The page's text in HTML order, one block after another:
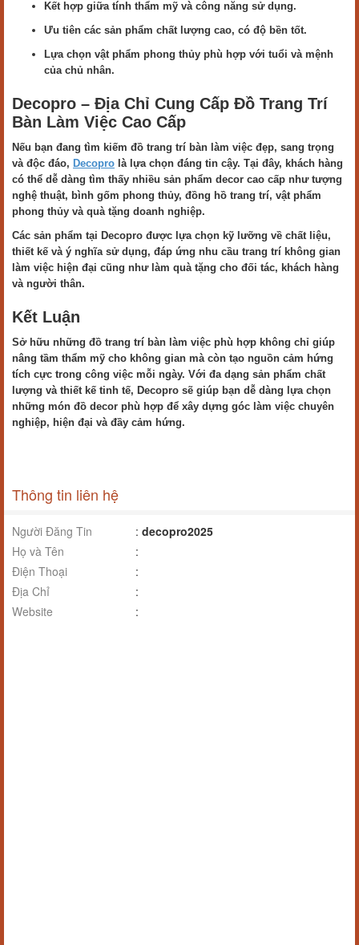
Kết hợp giữa tính thẩm mỹ và công năng sử dụng.
Ưu tiên các sản phẩm chất lượng cao, có độ bền tốt.
Lựa chọn vật phẩm phong thủy phù hợp với tuổi và mệnh
của chủ nhân.
Decopro – Địa Chỉ Cung Cấp Đồ Trang Trí
Bàn Làm Việc Cao Cấp
Nếu bạn đang tìm kiếm đồ trang trí bàn làm việc đẹp, sang trọng
và độc đáo, Decopro là lựa chọn đáng tin cậy. Tại đây, khách hàng
có thể dễ dàng tìm thấy nhiều sản phẩm decor cao cấp như tượng
nghệ thuật, bình gốm phong thủy, đồng hồ trang trí, vật phẩm
phong thủy và quà tặng doanh nghiệp.
Các sản phẩm tại Decopro được lựa chọn kỹ lưỡng về chất liệu,
thiết kế và ý nghĩa sử dụng, đáp ứng nhu cầu trang trí không gian
làm việc hiện đại cũng như làm quà tặng cho đối tác, khách hàng
và người thân.
Kết Luận
Sở hữu những đồ trang trí bàn làm việc phù hợp không chỉ giúp
nâng tầm thẩm mỹ cho không gian mà còn tạo nguồn cảm hứng
tích cực trong công việc mỗi ngày. Với đa dạng sản phẩm chất
lượng và thiết kế tinh tế, Decopro sẽ giúp bạn dễ dàng lựa chọn
những món đồ decor phù hợp để xây dựng góc làm việc chuyên
nghiệp, hiện đại và đầy cảm hứng.
Thông tin liên hệ
Người Đăng Tin : decopro2025
Họ và Tên
:
Điện Thoại
:
Địa Chỉ
:
Website
: